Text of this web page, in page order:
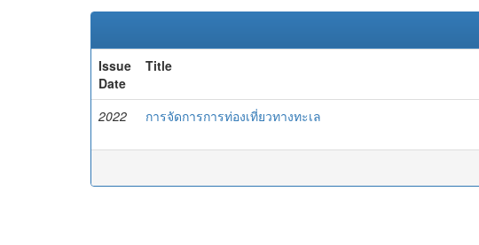
Issue
Date
Title
2022 การจัดการการท่องเที่ยวทางทะเล